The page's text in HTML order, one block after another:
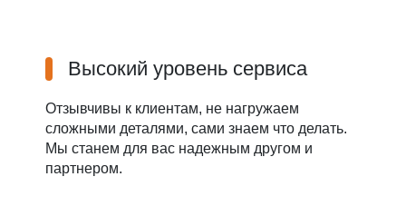
Высокий уровень сервиса
Отзывчивы к клиентам, не нагружаем
сложными деталями, сами знаем что делать.
Мы станем для вас надежным другом и
партнером.